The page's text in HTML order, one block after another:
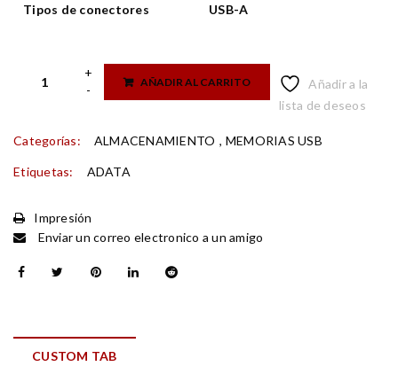
Tipos de conectores USB-A
AÑADIR AL CARRITO
Añadir a la
lista de deseos
Categorías: ALMACENAMIENTO , MEMORIAS USB
Etiquetas: ADATA
Impresión
Enviar un correo electronico a un amigo
CUSTOM TAB